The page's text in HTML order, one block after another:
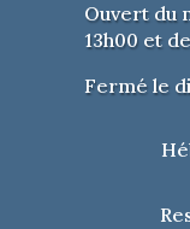
Ouvert du
13h00 et
Fermé le